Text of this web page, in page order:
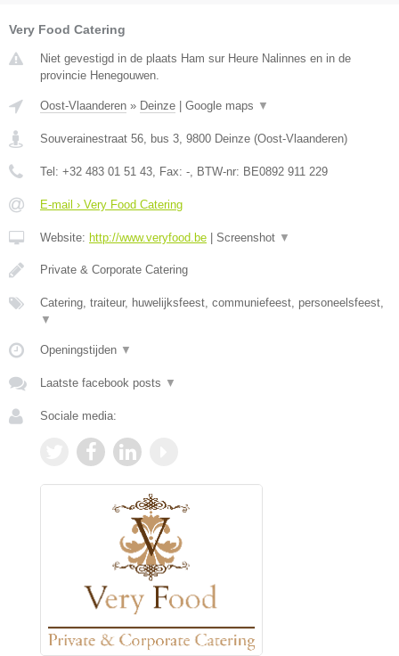
Very Food Catering
Niet gevestigd in de plaats Ham sur Heure Nalinnes en in de
provincie Henegouwen.
Oost-Vlaanderen » Deinze Google maps ▼
Souverainestraat 56, bus 3, 9800 Deinze (Oost-Vlaanderen)
Tel: +32 483 01 51 43, Fax: -, BTW-nr: BE0892 911 229
E-mail › Very Food Catering
Website: http://www.veryfood.be Screenshot ▼
Private & Corporate Catering
Catering, traiteur, huwelijksfeest, communiefeest, personeelsfeest,
▼
Openingstijden ▼
Laatste facebook posts ▼
Sociale media: